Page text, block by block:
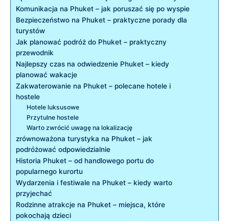
Komunikacja na ⁤Phuket – jak poruszać się po ⁢wyspie
Bezpieczeństwo na Phuket ‌– praktyczne porady dla
turystów
Jak ⁤planować podróż do ⁣Phuket – ⁣praktyczny ​
przewodnik
Najlepszy czas ‌na odwiedzenie Phuket – kiedy
planować‌ wakacje
Zakwaterowanie na Phuket⁣ – ⁤polecane⁤ hotele ​i
‌hostele
Hotele luksusowe
Przytulne⁣ hostele
Warto zwrócić⁢ uwagę na ‌lokalizację
zrównoważona ⁣turystyka na Phuket‌ –⁢ jak
podróżować odpowiedzialnie
Historia Phuket – od ⁢handlowego portu do
popularnego ⁢kurortu
Wydarzenia i festiwale ​na Phuket – kiedy warto
przyjechać
Rodzinne atrakcje na‍ Phuket – miejsca, które
pokochają dzieci